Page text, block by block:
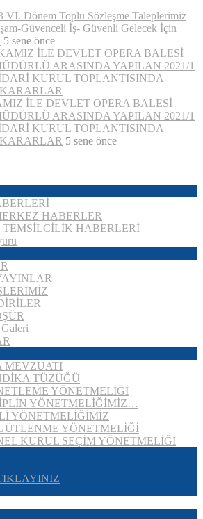
VI. Dönem Toplu Sözleşme Taleplerimiz
Güvenceli İş- Güvenli Gelecek İçin
5 sene önce
İLE DEVLET OPERA BALESİ
ARASINDA YAPILAN 2021/1
KURUL TOPLANTISINDA
5 sene önce
HABERLER
TEMSİLCİLİK HABERLERİ
MEVZUATI
TÜZÜĞÜ
YÖNETMELİĞİ
YÖNETMELİĞİMİZ…
YÖNETMELİĞİMİZ
YÖNETMELİĞİ
KURUL SEÇİM YÖNETMELİĞİ